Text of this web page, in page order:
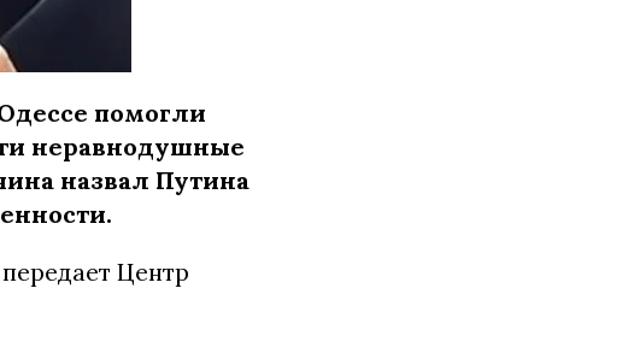
помогли
неравнодушные
назвал Путина
Центр